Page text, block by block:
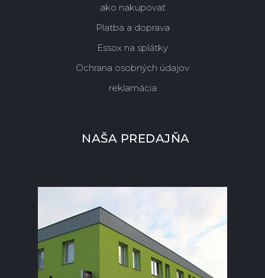
ako nakupovať
Platba a doprava
Essox na splátky
Ochrana osobných údajov
reklamácia
NAŠA PREDAJŇA